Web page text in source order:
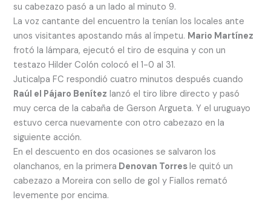
su cabezazo pasó a un lado al minuto 9.
La voz cantante del encuentro la tenían los locales ante
unos visitantes apostando más al ímpetu. Mario Martínez
frotó la lámpara, ejecutó el tiro de esquina y con un
testazo Hilder Colón colocó el 1-0 al 31.
Juticalpa FC respondió cuatro minutos después cuando
Raúl el Pájaro Benítez lanzó el tiro libre directo y pasó
muy cerca de la cabaña de Gerson Argueta. Y el uruguayo
estuvo cerca nuevamente con otro cabezazo en la
siguiente acción.
En el descuento en dos ocasiones se salvaron los
olanchanos, en la primera Denovan Torresle quitó un
cabezazo a Moreira con sello de gol y Fiallos remató
levemente por encima.